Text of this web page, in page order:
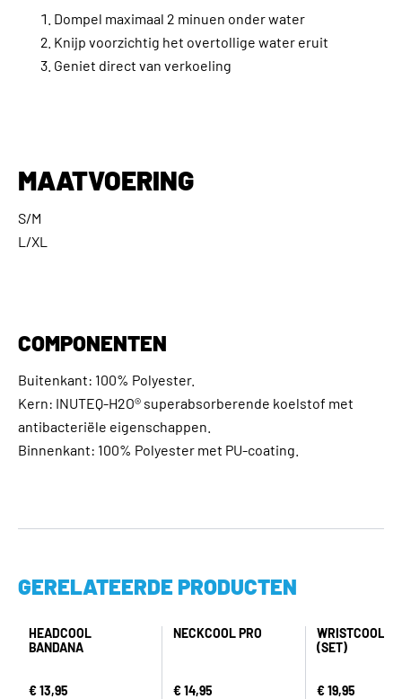
Dompel maximaal 2 minuen onder water
Knijp voorzichtig het overtollige water eruit
Geniet direct van verkoeling
MAATVOERING
S/M
L/XL
COMPONENTEN
Buitenkant: 100% Polyester.
Kern: INUTEQ-H2O® superabsorberende koelstof met
antibacteriële eigenschappen.
Binnenkant: 100% Polyester met PU-coating.
GERELATEERDE PRODUCTEN
HEADCOOL
BANDANA
€ 13,95
NECKCOOL PRO
€ 14,95
WRISTCOOL
(SET)
€ 19,95